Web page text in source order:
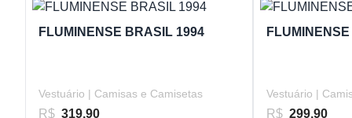
FLUMINENSE BRASIL 1994
Vestuário | Camisas e Camisetas
R$ 319,90
Vestuário |
R$ 299,90